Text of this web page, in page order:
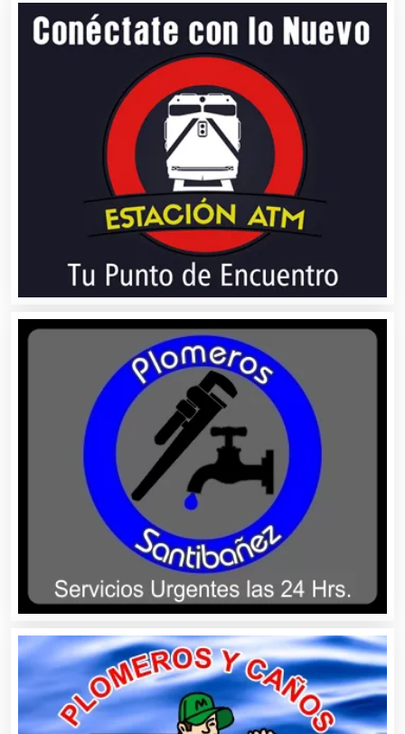
Artículos Deportivos
Artículos Importados
Artículos para el Hogar
Artículos para Regalos
Artículos Personales
Artículos Publicitarios
Aseguradoras
Asesores Técnicos
Asesoría Fiscal
Asilos